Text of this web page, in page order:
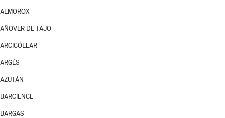
ALMOROX
AÑOVER DE TAJO
ARCICÓLLAR
ARGÉS
AZUTÁN
BARCIENCE
BARGAS